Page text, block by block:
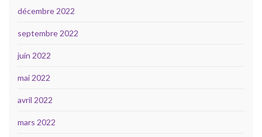
décembre 2022
septembre 2022
juin 2022
mai 2022
avril 2022
mars 2022